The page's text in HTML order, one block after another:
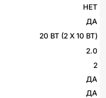
НЕТ
ДА
20 ВТ (2 Х 10 ВТ)
2.0
2
ДА
ДА